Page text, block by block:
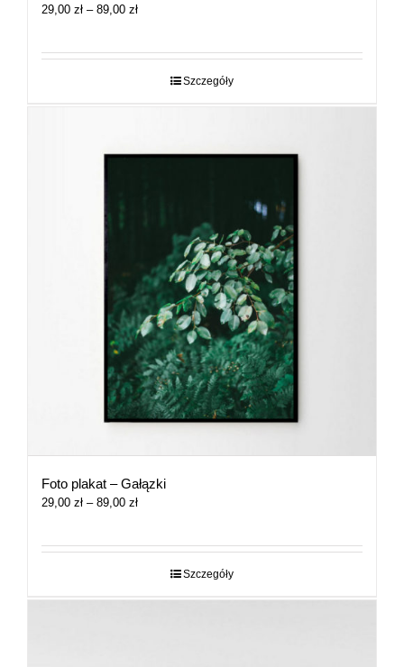
29,00 zł – 89,00 złZakres
29,00 zł
Szczegóły
Foto plakat – Gałązki
29,00 zł – 89,00 złZakres
29,00 zł
Szczegóły